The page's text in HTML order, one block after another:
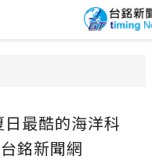
最酷的海洋科
銘新聞網